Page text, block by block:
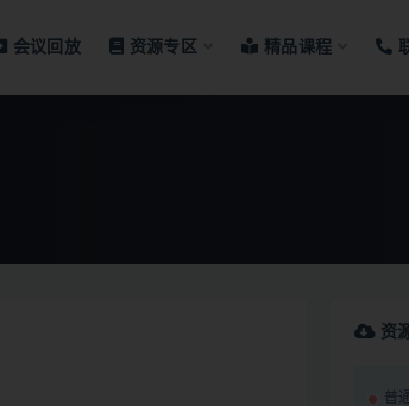
会议回放 资源专区 精品课程
资
普